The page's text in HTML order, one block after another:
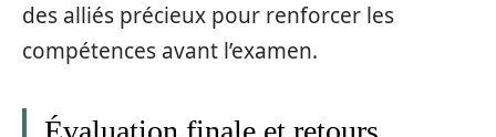
des alliés précieux pour renforcer les
compétences avant l’examen.